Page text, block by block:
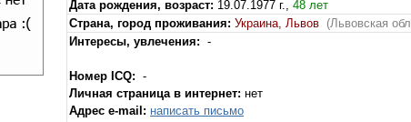
Дата рождения, возраст: 19.07.1977 г., 48 лет
Страна, город проживания: Украина, Львов (Львовская
Интересы, увлечения: -
Номер ICQ: -
Личная страница в интернет: нет
Адрес e-mail: написать письмо